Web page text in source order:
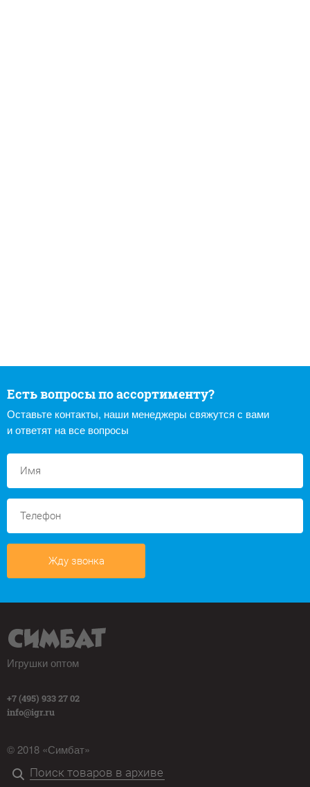
Есть вопросы по ассортименту?
Оставьте контакты, наши менеджеры свяжутся с вами
и ответят на все вопросы
Жду звонка
Игрушки оптом
+7 (495) 933 27 02
info@igr.ru
© 2018 «Симбат»